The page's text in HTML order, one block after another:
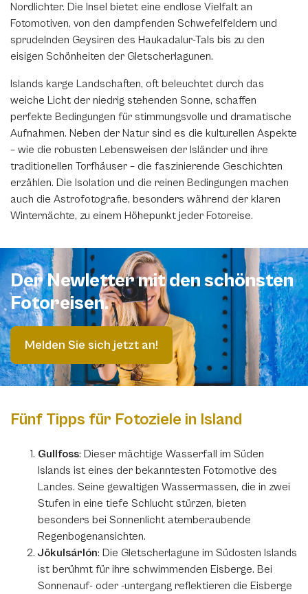
Nordlichter. Die Insel bietet eine endlose Vielfalt an
Fotomotiven, von den dampfenden Schwefelfeldern und
sprudelnden Geysiren des Haukadalur-Tals bis zu den
eisigen Schönheiten der Gletscherlagunen.
Islands karge Landschaften, oft beleuchtet durch das
weiche Licht der niedrig stehenden Sonne, schaffen
perfekte Bedingungen für stimmungsvolle und dramatische
Aufnahmen. Neben der Natur sind es die kulturellen Aspekte
– wie die robusten Lebensweisen der Isländer und ihre
traditionellen Torfhäuser – die faszinierende Geschichten
erzählen. Die Isolation und die reinen Bedingungen machen
auch die Astrofotografie, besonders während der klaren
Winternächte, zu einem Höhepunkt jeder Fotoreise.
Der Newletter mit den schönsten
Fotoreisen.
Melden Sie sich jetzt an!
Fünf Tipps für Fotoziele in Island
Gullfoss: Dieser mächtige Wasserfall im Süden
Islands ist eines der bekanntesten Fotomotive des
Landes. Seine gewaltigen Wassermassen, die in zwei
Stufen in eine tiefe Schlucht stürzen, bieten
besonders bei Sonnenlicht atemberaubende
Regenbogenansichten.
Jökulsárlón: Die Gletscherlagune im Südosten Islands
ist berühmt für ihre schwimmenden Eisberge. Bei
Sonnenauf- oder -untergang reflektieren die Eisberge